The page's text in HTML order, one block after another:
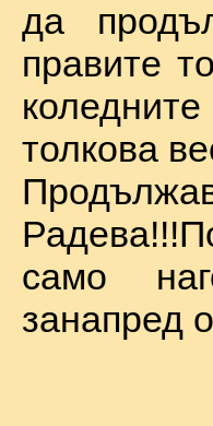
да
правите
толкова
само
занапред